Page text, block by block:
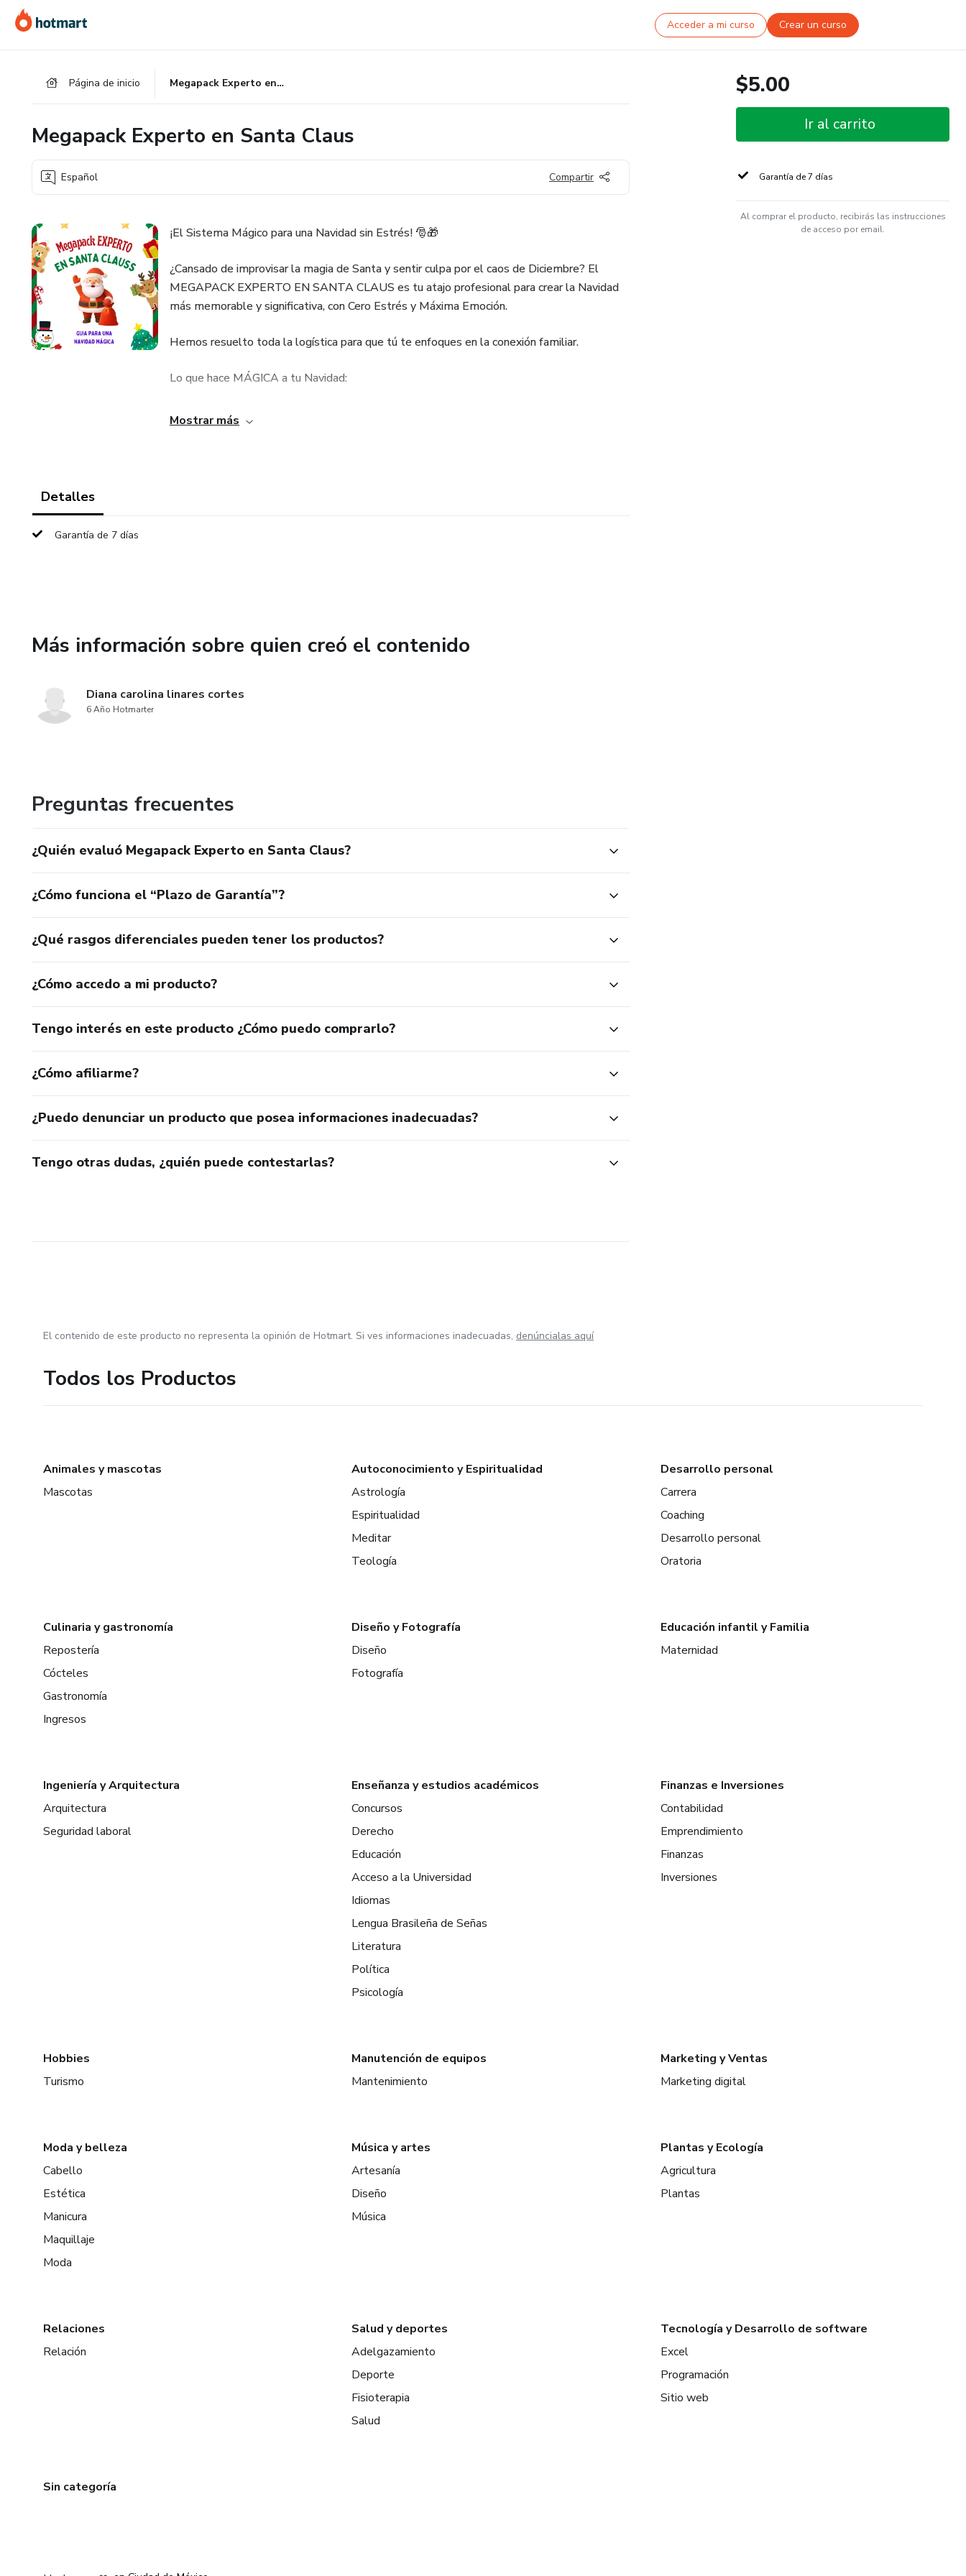
contenido
la
pie
Acceder a mi curso Crear un curso
Página de inicio Megapack Experto en Santa Claus
Megapack Experto en Santa Claus
Español Compartir
¡El Sistema Mágico para una Navidad sin Estrés! 🎅🎁
¿Cansado de improvisar la magia de Santa y sentir culpa por el caos de Diciembre? El
MEGAPACK EXPERTO EN SANTA CLAUS es tu atajo profesional para crear la Navidad
más memorable y significativa, con Cero Estrés y Máxima Emoción.
Hemos resuelto toda la logística para que tú te enfoques en la conexión familiar.
Lo que hace MÁGICA a tu Navidad:
Este no es un simple conjunto de documentos; es una inversión en los recuerdos y valores
🏷️ Etiquetas Navideñas: Para que los regalos se vean profesionales, como si salieran del
📅 Calendario de Adviento.
Mostrar más
Detalles
Garantía de 7 días
Más información sobre quien creó el contenido
Diana carolina linares cortes
6 Año Hotmarter
Preguntas frecuentes
¿Quién evaluó Megapack Experto en Santa Claus?
¿Cómo funciona el “Plazo de Garantía”?
¿Qué rasgos diferenciales pueden tener los productos?
¿Cómo accedo a mi producto?
Tengo interés en este producto ¿Cómo puedo comprarlo?
¿Cómo afiliarme?
¿Puedo denunciar un producto que posea informaciones inadecuadas?
Tengo otras dudas, ¿quién puede contestarlas?
$5.00
Ir al carrito
Garantía de 7 días
Al comprar el producto, recibirás las instrucciones
de acceso por email.
El contenido de este producto no representa la opinión de Hotmart. Si ves informaciones inadecuadas, denúncialas aquí
Todos los Productos
Animales y mascotas
Mascotas
Autoconocimiento y Espiritualidad
Astrología
Espiritualidad
Meditar
Teología
Desarrollo personal
Carrera
Coaching
Desarrollo personal
Oratoria
Culinaria y gastronomía
Repostería
Cócteles
Gastronomía
Ingresos
Diseño y Fotografía
Diseño
Fotografía
Educación infantil y Familia
Maternidad
Ingeniería y Arquitectura
Arquitectura
Seguridad laboral
Enseñanza y estudios académicos
Concursos
Derecho
Educación
Acceso a la Universidad
Idiomas
Lengua Brasileña de Señas
Literatura
Política
Psicología
Finanzas e Inversiones
Contabilidad
Emprendimiento
Finanzas
Inversiones
Hobbies
Turismo
Manutención de equipos
Mantenimiento
Marketing y Ventas
Marketing digital
Moda y belleza
Cabello
Estética
Manicura
Maquillaje
Moda
Música y artes
Artesanía
Diseño
Música
Plantas y Ecología
Agricultura
Plantas
Relaciones
Relación
Salud y deportes
Adelgazamiento
Deporte
Fisioterapia
Salud
Tecnología y Desarrollo de software
Excel
Programación
Sitio web
Sin categoría